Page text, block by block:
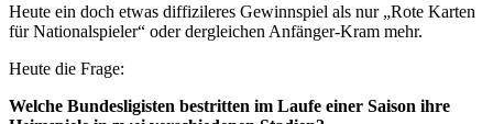
Heute ein doch etwas diffizileres Gewinnspiel als nur „Rote Karten
für Nationalspieler“ oder dergleichen Anfänger-Kram mehr.
Heute die Frage:
Welche Bundesligisten bestritten im Laufe einer Saison ihre